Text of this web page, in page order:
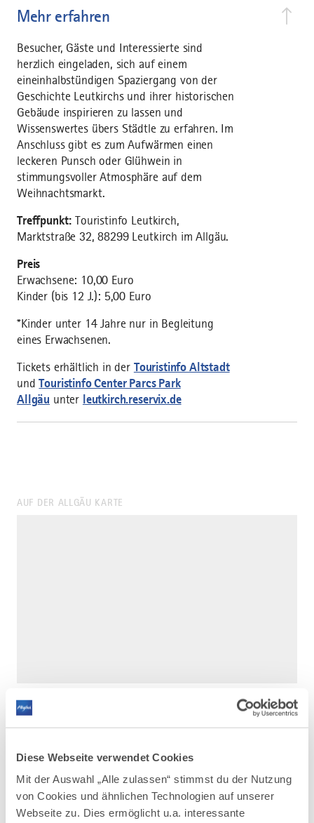
Diese Webseite verwendet Cookies
Mit der Auswahl „Alle zulassen“ stimmst du der Nutzung
von Cookies und ähnlichen Technologien auf unserer
Webseite zu. Dies ermöglicht u.a. interessante
Mehr erfahren
Besucher, Gäste und Interessierte sind
herzlich eingeladen, sich auf einem
eineinhalbstündigen Spaziergang von der
Geschichte Leutkirchs und ihrer historischen
Gebäude inspirieren zu lassen und
Wissenswertes übers Städtle zu erfahren. Im
Anschluss gibt es zum Aufwärmen einen
leckeren Punsch oder Glühwein in
stimmungsvoller Atmosphäre auf dem
Weihnachtsmarkt.
Treffpunkt: Touristinfo Leutkirch,
Marktstraße 32, 88299 Leutkirch im Allgäu.
Preis
Erwachsene: 10,00 Euro
Kinder (bis 12 J.): 5,00 Euro
*Kinder unter 14 Jahre nur in Begleitung
eines Erwachsenen.
Tickets erhältlich in der Touristinfo Altstadt
undTouristinfo Center Parcs Park
Allgäu unter leutkirch.reservix.de
AUF DER ALLGÄU KARTE
DAZU PASSEND
Ähnliche